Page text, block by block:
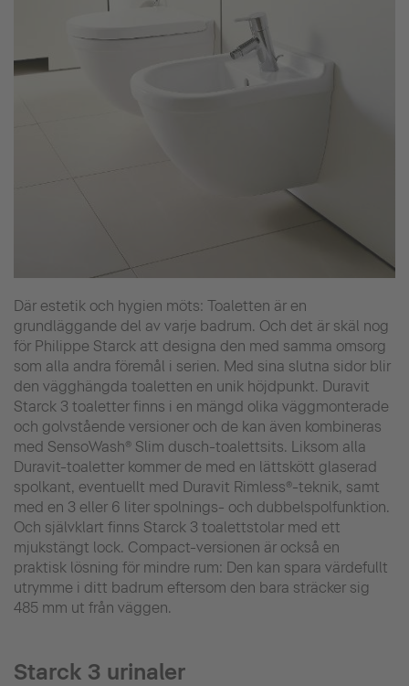
Där estetik och hygien möts: Toaletten är en
grundläggande del av varje badrum. Och det är skäl nog
för Philippe Starck att designa den med samma omsorg
som alla andra föremål i serien. Med sina slutna sidor blir
den vägghängda toaletten en unik höjdpunkt. Duravit
Starck 3 toaletter finns i en mängd olika väggmonterade
och golvstående versioner och de kan även kombineras
med SensoWash® Slim dusch-toalettsits. Liksom alla
Duravit-toaletter kommer de med en lättskött glaserad
spolkant, eventuellt med Duravit Rimless®-teknik, samt
med en 3 eller 6 liter spolnings- och dubbelspolfunktion.
Och självklart finns Starck 3 toalettstolar med ett
mjukstängt lock. Compact-versionen är också en
praktisk lösning för mindre rum: Den kan spara värdefullt
utrymme i ditt badrum eftersom den bara sträcker sig
485 mm ut från väggen.
Starck 3 urinaler